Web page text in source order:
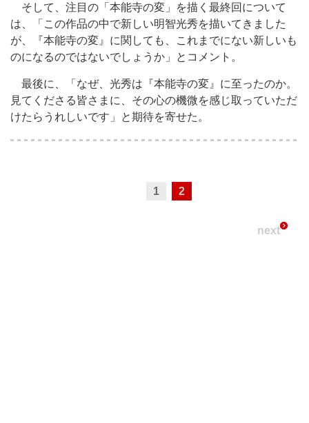
そして、注目の「本能寺の変」を描く最終回について
は、「この作品の中で新しい明智光秀を描いてきました
が、『本能寺の変』に関しても、これまでにない新しいも
のになるのではないでしょうか」とコメント。
最後に、「なぜ、光秀は『本能寺の変』に至ったのか。
見てくださる皆さまに、その心の機微を感じ取っていただ
けたらうれしいです」と期待を寄せた。
1 2
next